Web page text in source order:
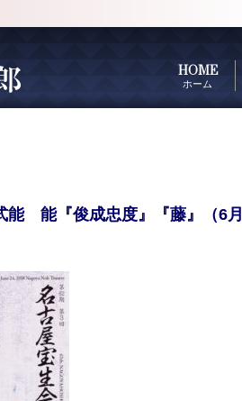
HOME
ホーム
能 能『俊成忠度』『藤』（6月